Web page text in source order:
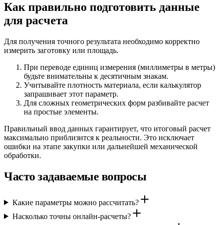
Как правильно подготовить данные
для расчета
Для получения точного результата необходимо корректно
измерить заготовку или площадь.
При переводе единиц измерения (миллиметры в метры)
будьте внимательны к десятичным знакам.
Учитывайте плотность материала, если калькулятор
запрашивает этот параметр.
Для сложных геометрических форм разбивайте расчет
на простые элементы.
Правильный ввод данных гарантирует, что итоговый расчет
максимально приблизится к реальности. Это исключает
ошибки на этапе закупки или дальнейшей механической
обработки.
Часто задаваемые вопросы
Какие параметры можно рассчитать?
Насколько точны онлайн-расчеты?